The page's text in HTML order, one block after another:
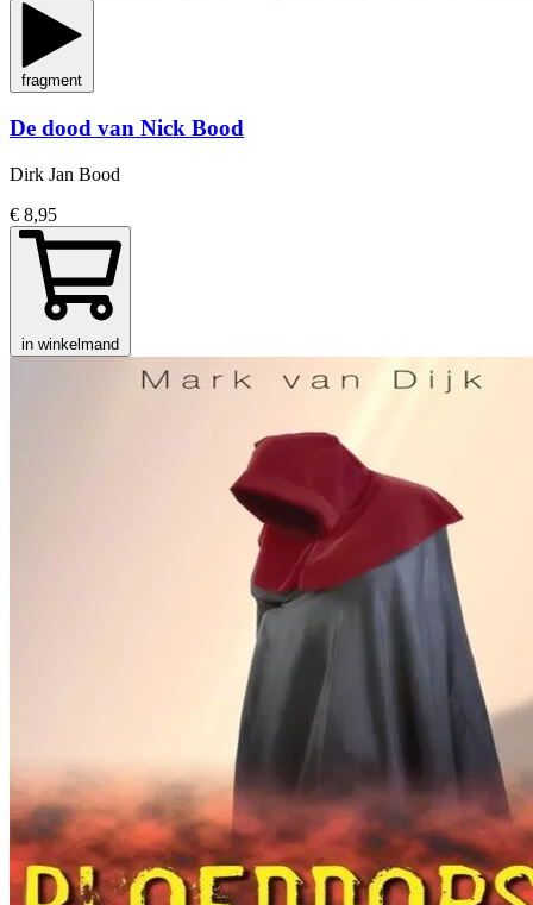
fragment
De dood van Nick Bood
Dirk Jan Bood
€ 8,95
in winkelmand